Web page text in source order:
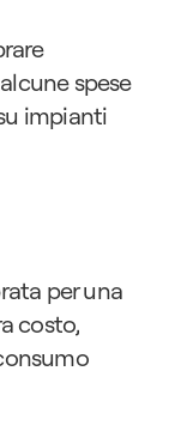
spese
impianti
per una
costo,